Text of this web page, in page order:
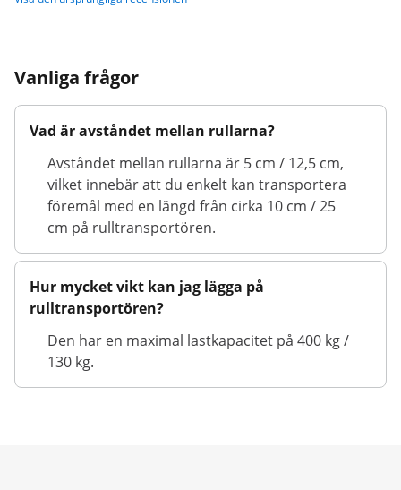
Vanliga frågor
Vad är avståndet mellan rullarna?
Avståndet mellan rullarna är 5 cm / 12,5 cm,
vilket innebär att du enkelt kan transportera
föremål med en längd från cirka 10 cm / 25
cm på rulltransportören.
Hur mycket vikt kan jag lägga på
rulltransportören?
Den har en maximal lastkapacitet på 400 kg /
130 kg.